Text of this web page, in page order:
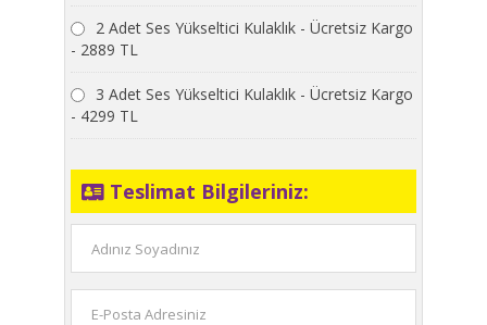
2 Adet Ses Yükseltici Kulaklık - Ücretsiz Kargo
- 2889 TL
3 Adet Ses Yükseltici Kulaklık - Ücretsiz Kargo
- 4299 TL
Teslimat Bilgileriniz: